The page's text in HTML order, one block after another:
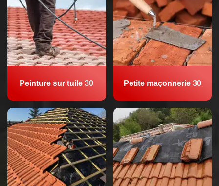
Peinture sur tuile 30 Petite maçonnerie 30